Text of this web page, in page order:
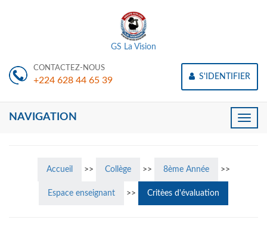
GS La Vision
CONTACTEZ-NOUS
+224 628 44 65 39 S'IDENTIFIER
Toggle
NAVIGATION
Accueil >> Collège >> 8ème Année >>
Espace enseignant >> Critèes d'évaluation